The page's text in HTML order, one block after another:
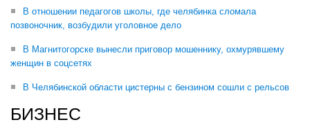
В отношении педагогов школы, где челябинка сломала
позвоночник, возбудили уголовное дело
В Магнитогорске вынесли приговор мошеннику, охмурявшему
женщин в соцсетях
В Челябинской области цистерны с бензином сошли с рельсов
БИЗНЕС